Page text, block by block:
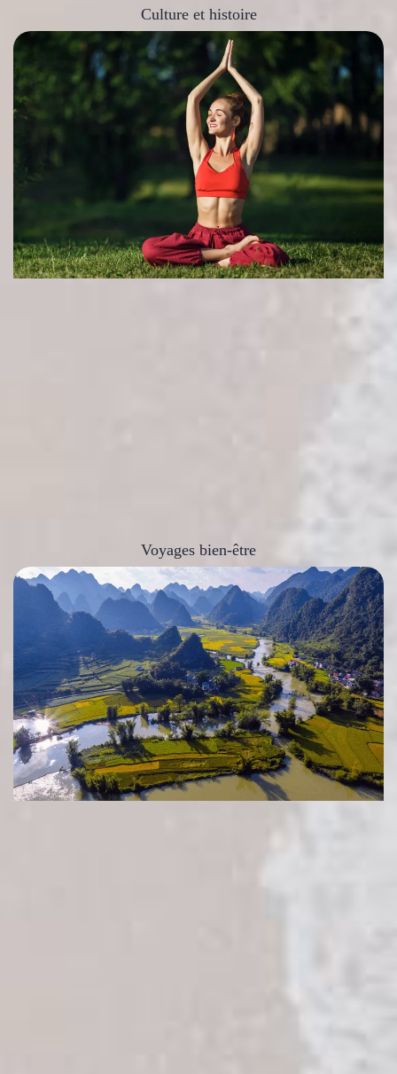
Culture et histoire
Voyages bien-être